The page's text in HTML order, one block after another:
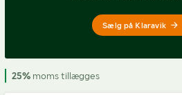
Sælg på Klaravik
25%moms tillægges